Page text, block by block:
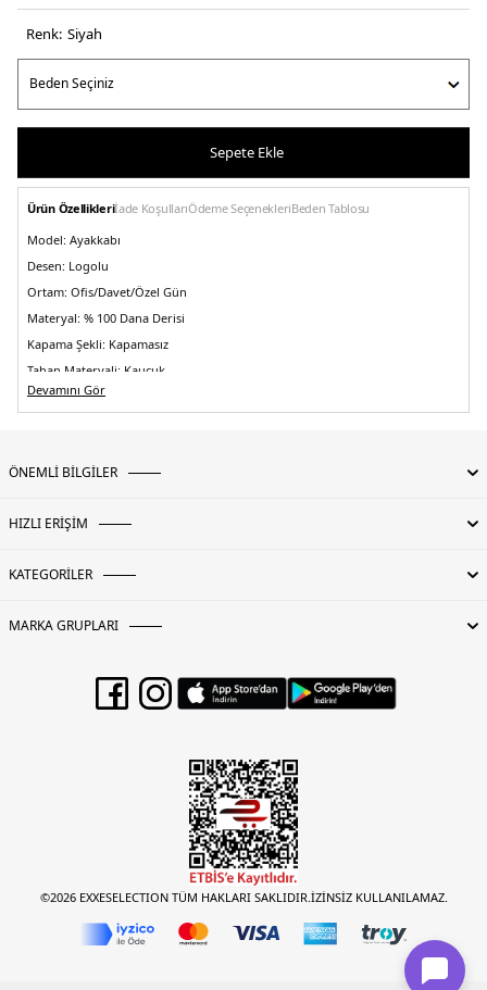
Renk: si̇yah
Sepete Ekle
Ürün Özellikleriİade KoşullarıÖdeme SeçenekleriBeden Tablosu
Model: Ayakkabı
Desen: Logolu
Ortam: Ofis/Davet/Özel Gün
Materyal: % 100 Dana Derisi
Kapama Şekli: Kapamasız
Taban Materyali: Kauçuk
Burun Tipi:Yuvarlak Burun
Yaş Grubu:Yetişkin
5DE12DE127055F0002.07
Devamını Gör
ÖNEMLİ BİLGİLER
HIZLI ERİŞİM
KATEGORİLER
MARKA GRUPLARI
©2026 EXXESELECTION TÜM HAKLARI SAKLIDIR.İZİNSİZ KULLANILAMAZ.